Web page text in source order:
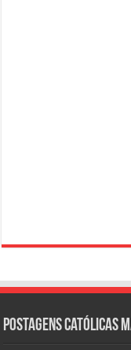
Postagens católicas